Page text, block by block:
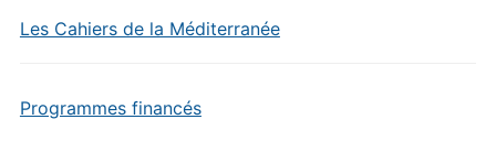
Les Cahiers de la Méditerranée
Programmes financés